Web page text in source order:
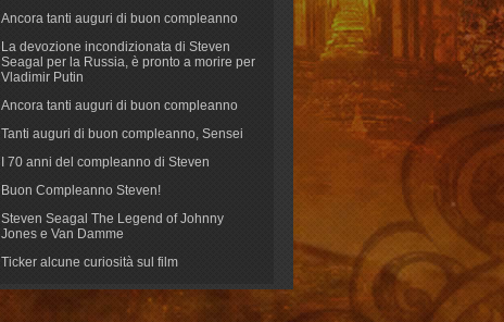
Ancora tanti auguri di buon compleanno
La devozione incondizionata di Steven
Seagal per la Russia, è pronto a morire per
Vladimir Putin
Ancora tanti auguri di buon compleanno
Tanti auguri di buon compleanno, Sensei
I 70 anni del compleanno di Steven
Buon Compleanno Steven!
Steven Seagal The Legend of Johnny
Jones e Van Damme
Ticker alcune curiosità sul film